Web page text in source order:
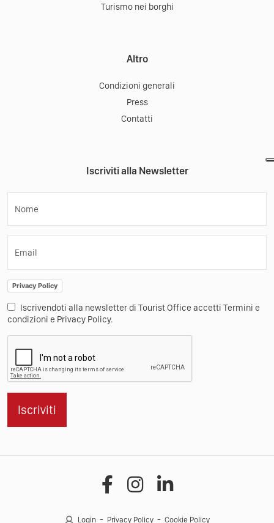
Turismo nei borghi
Altro
Condizioni generali
Press
Contatti
Iscriviti alla Newsletter
Nome
Email
Privacy Policy
Iscrivendoti alla newsletter di Tourist Office accetti Termini e
condizioni e Privacy Policy.
Iscriviti
Login Privacy Policy Cookie Policy